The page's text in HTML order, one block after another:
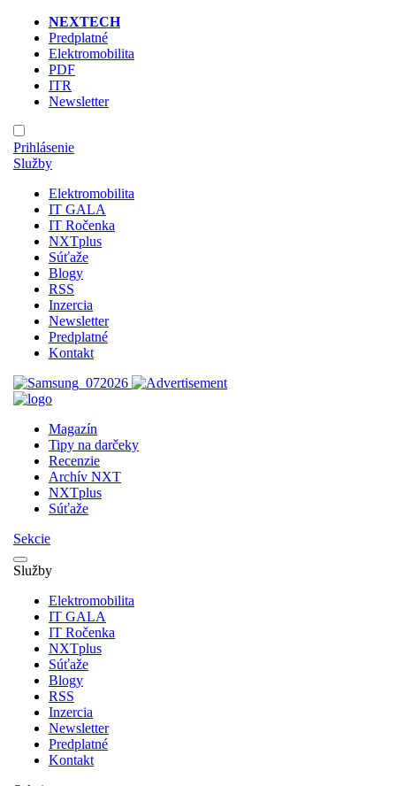
NEXTECH
Predplatné
Elektromobilita
PDF
ITR
Newsletter
Prihlásenie
Služby
Elektromobilita
IT GALA
IT Ročenka
NXTplus
Súťaže
Blogy
RSS
Inzercia
Newsletter
Predplatné
Kontakt
Magazín
Tipy na darčeky
Recenzie
Archív NXT
NXTplus
Súťaže
Sekcie
Služby
Elektromobilita
IT GALA
IT Ročenka
NXTplus
Súťaže
Blogy
RSS
Inzercia
Newsletter
Predplatné
Kontakt